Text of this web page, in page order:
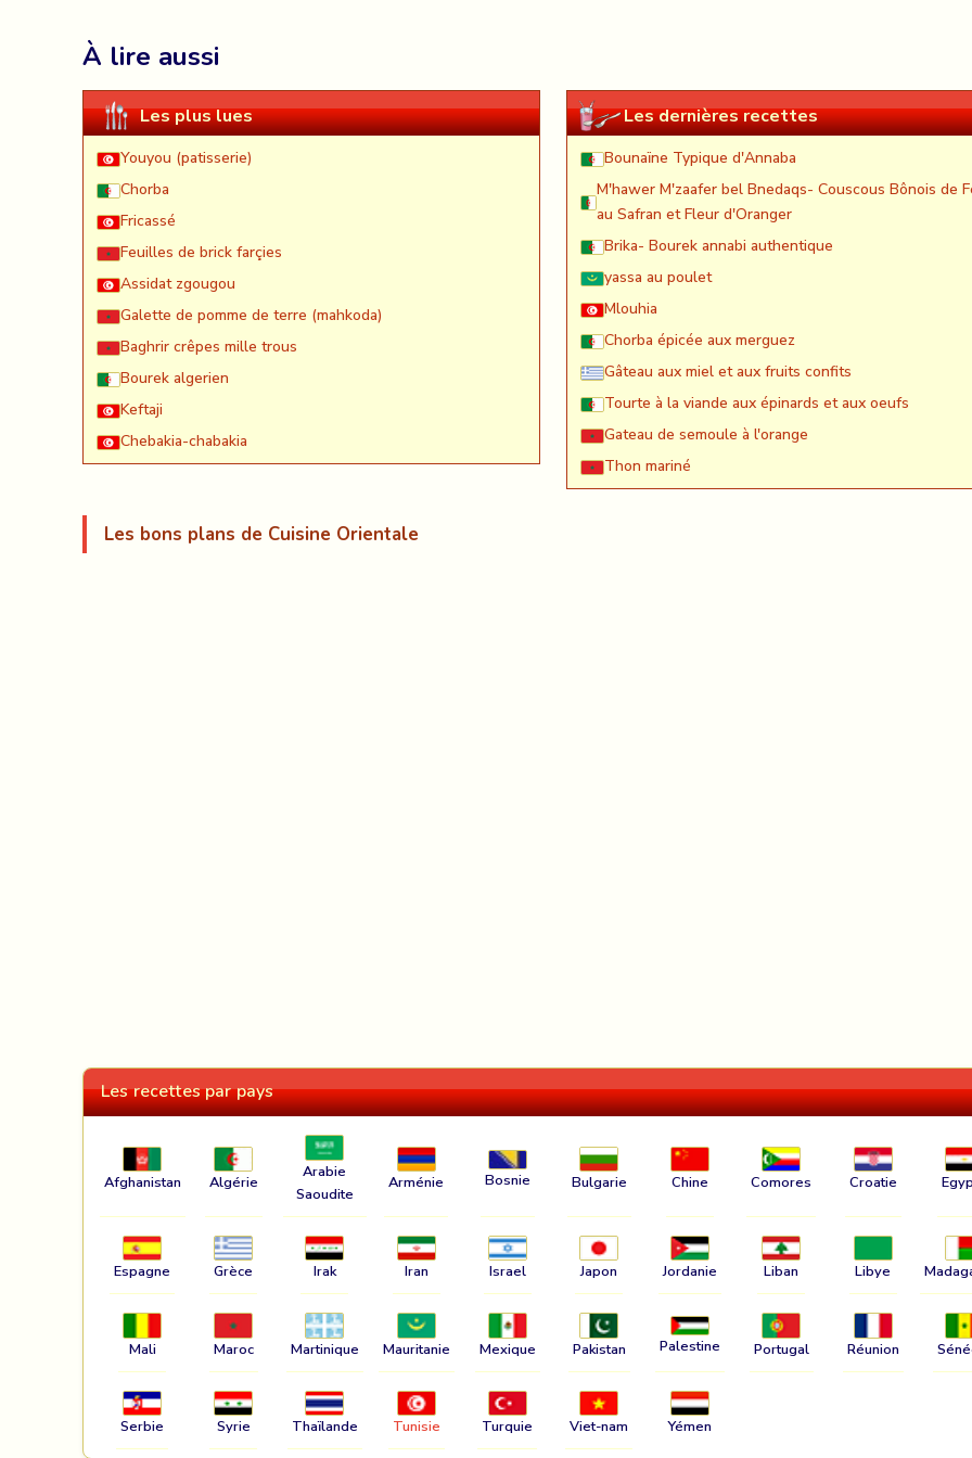
À lire aussi
Les plus lues
Youyou (patisserie)
Chorba
Fricassé
Feuilles de brick farçies
Assidat zgougou
Galette de pomme de terre (mahkoda)
Baghrir crêpes mille trous
Bourek algerien
Keftaji
Chebakia-chabakia
Les dernières recettes
Bounaïne Typique d'Annaba
M'hawer M'zaafer bel Bnedaqs- Couscous Bônois de
au Safran et Fleur d'Oranger
Brika- Bourek annabi authentique
yassa au poulet
Mlouhia
Chorba épicée aux merguez
Gâteau aux miel et aux fruits confits
Tourte à la viande aux épinards et aux oeufs
Gateau de semoule à l'orange
Thon mariné
Les bons plans de Cuisine Orientale
Les recettes par pays
Afghanistan Algérie
Arabie
Saoudite
Arménie Bosnie Bulgarie Chine Comores Croatie
Espagne Grèce Irak Iran Israel Japon Jordanie Liban Libye
Mali Maroc Martinique Mauritanie Mexique Pakistan Palestine Portugal Réunion
Serbie Syrie Thaïlande Tunisie Turquie Viet-nam Yémen